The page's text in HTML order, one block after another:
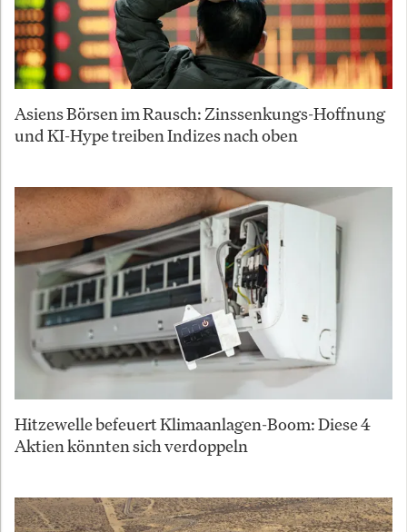
Asiens Börsen im Rausch: Zinssenkungs-Hoffnung
und KI-Hype treiben Indizes nach oben
Hitzewelle befeuert Klimaanlagen-Boom: Diese 4
Aktien könnten sich verdoppeln